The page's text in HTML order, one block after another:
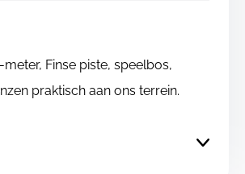
Finse piste, speelbos,
praktisch aan ons terrein.